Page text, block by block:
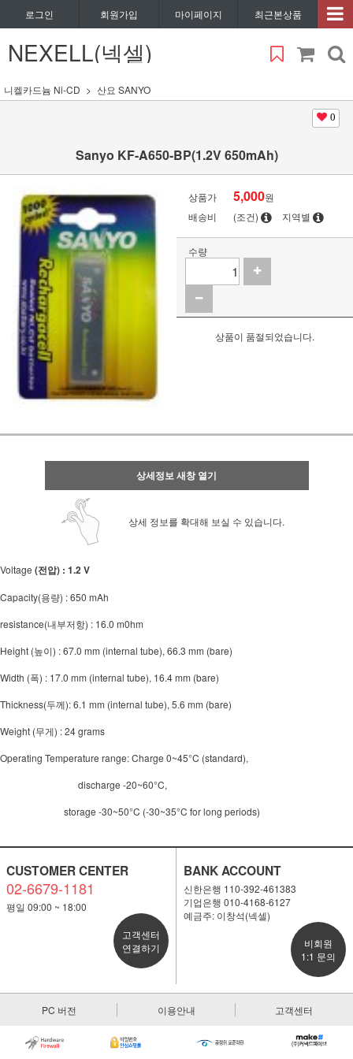
로그인 회원가입 마이페이지 최근본상품
NEXELL(넥셀)
니켈카드늄 Ni-CD 산요 SANYO
0
Sanyo KF-A650-BP(1.2V 650mAh)
상품가 5,000원
배송비
(조건) 지역별
수량
상품이 품절되었습니다.
상세정보 새창 열기
상세 정보를 확대해 보실 수 있습니다.
Voltage (전압) : 1.2 V
Capacity(용량) : 650 mAh
resistance(내부저항) : 16.0 m0hm
Height (높이) : 67.0 mm (internal tube), 66.3 mm (bare)
Width (폭) : 17.0 mm (internal tube), 16.4 mm (bare)
Thickness(두께): 6.1 mm (internal tube), 5.6 mm (bare)
Weight (무게) : 24 grams
Operating Temperature range: Charge 0~45°C (standard),
discharge -20~60°C,
storage -30~50°C (-30~35°C for long periods)
CUSTOMER CENTER
02-6679-1181
평일 09:00 ~ 18:00
고객센터
연결하기
BANK ACCOUNT
신한은행 110-392-461383
기업은행 010-4168-6127
예금주: 이창석(넥셀)
비회원
1:1 문의
PC 버전 이용안내 고객센터